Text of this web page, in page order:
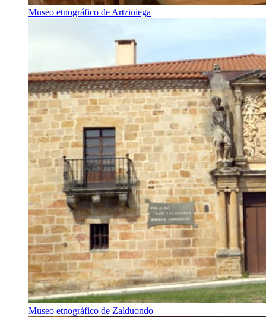
Museo etnográfico de Artziniega
Museo etnográfico de Zalduondo